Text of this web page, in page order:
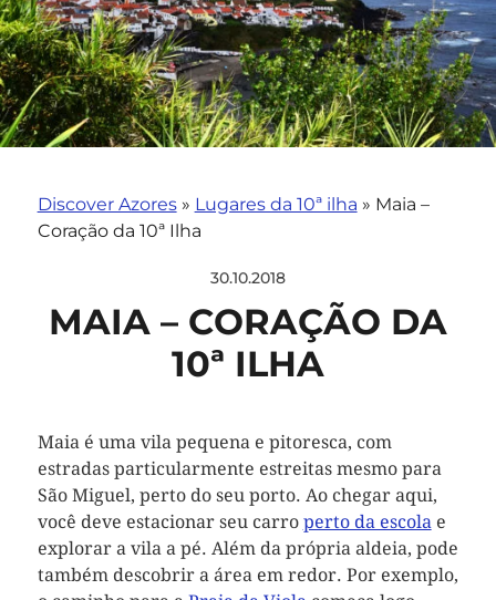
Discover Azores» Lugares da 10ª ilha » Maia –
Coração da 10ª Ilha
30.10.2018
MAIA – CORAÇÃO DA
10ª ILHA
Maia é uma vila pequena e pitoresca, com
estradas particularmente estreitas mesmo para
São Miguel, perto do seu porto. Ao chegar aqui,
você deve estacionar seu carro perto da escolae
explorar a vila a pé. Além da própria aldeia, pode
também descobrir a área em redor. Por exemplo,